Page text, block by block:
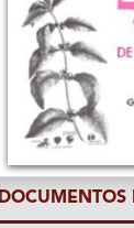
DOCUMENTOS